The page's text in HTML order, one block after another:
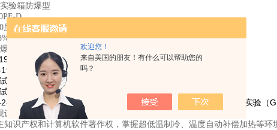
欢迎您！
来自美国的朋友！有什么可以帮助您的
吗？
验箱防爆型
D
功能
高温试验
低温试验
试验 寒冷（GB/T2423.1-2001
试验 干热（GB/T2423.2-2001 试验B:高温试验方法）
78 试验Cab: 恒定湿热试验 IEC 68-2-30试验 及导则：交变湿热实验（
设计，数控机床剪折、激光开孔，结构设计合理，美观大方。
知识产权和计算机软件著作权，掌握超低温制冷、温度自动补偿加热等环